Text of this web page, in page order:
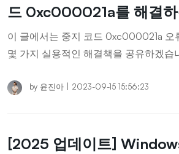
드 0xc000021a를 해결
가지 방법
이 글에서는 중지 코드 0xc000021a 오
몇 가지 실용적인 해결책을 공유하겠습
by 윤진아 2023-09-15 15:56:23
[2025 업데이트]